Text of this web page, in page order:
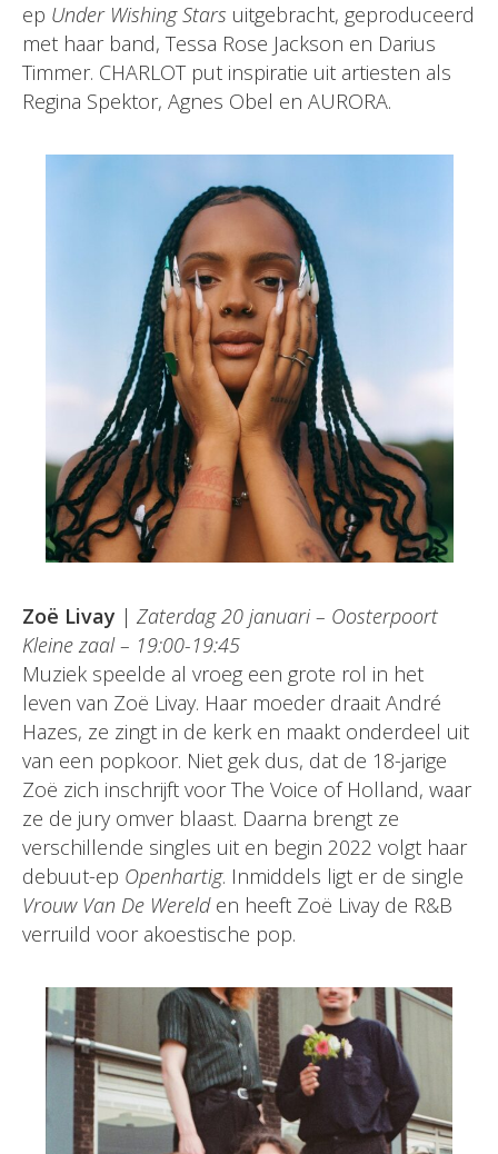
ep Under Wishing Stars uitgebracht, geproduceerd
met haar band, Tessa Rose Jackson en Darius
Timmer. CHARLOT put inspiratie uit artiesten als
Regina Spektor, Agnes Obel en AURORA.
Zoë Livay | Zaterdag 20 januari – Oosterpoort
Kleine zaal – 19:00-19:45
Muziek speelde al vroeg een grote rol in het
leven van Zoë Livay. Haar moeder draait André
Hazes, ze zingt in de kerk en maakt onderdeel uit
van een popkoor. Niet gek dus, dat de 18-jarige
Zoë zich inschrijft voor The Voice of Holland, waar
ze de jury omver blaast. Daarna brengt ze
verschillende singles uit en begin 2022 volgt haar
debuut-ep Openhartig. Inmiddels ligt er de single
Vrouw Van De Werelden heeft Zoë Livay de R&B
verruild voor akoestische pop.